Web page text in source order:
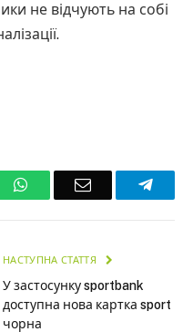
не відчують на собі
WhatsAppEmail
НАСТУПНА СТАТТЯ
У застосунку sportbank
доступна нова картка sport
чорна